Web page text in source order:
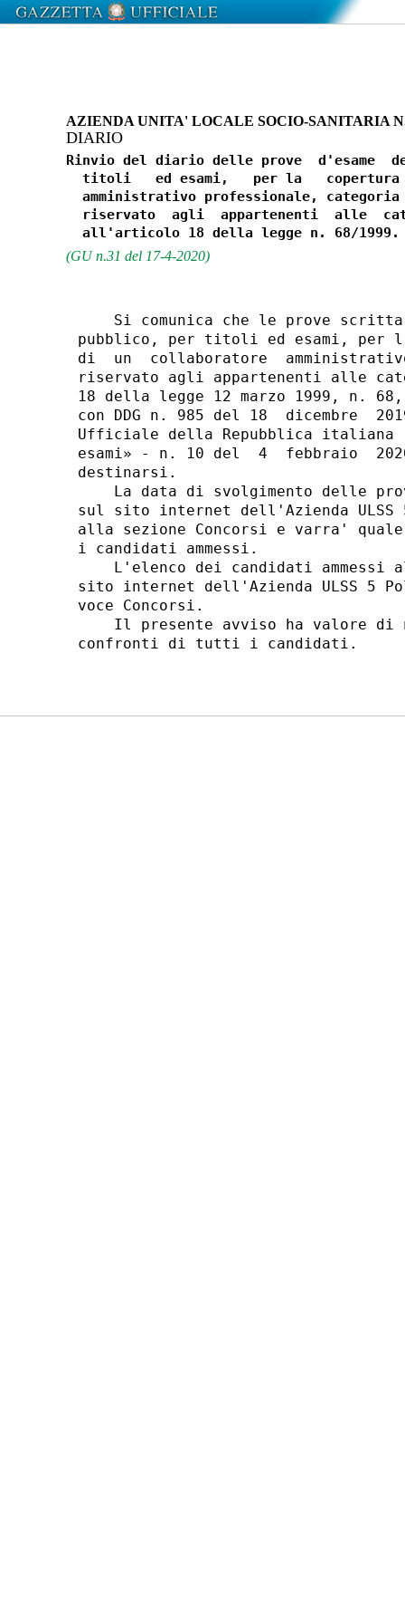
AZIENDA UNITA' LOCALE SOCIO-SANITARIA
DIARIO
Rinvio del diario delle prove  d'esame
titoli   ed esami,   per la
amministrativo professionale,
riservato  agli  appartenenti  alle
(GU n.31 del 17-4-2020)
Si comunica che le prove
pubblico, per titoli ed esami, per
di  un  collaboratore
riservato agli appartenenti alle
18 della legge 12 marzo 1999, n.
con DDG n. 985 del 18  dicembre
Ufficiale della Repubblica italiana
esami» - n. 10 del  4  febbraio
destinarsi.
La data di svolgimento delle
sul sito internet dell'Azienda ULSS
alla sezione Concorsi e varra'
i candidati ammessi.
L'elenco dei candidati ammessi
sito internet dell'Azienda ULSS 5
voce Concorsi.
Il presente avviso ha valore di
confronti di tutti i candidati.